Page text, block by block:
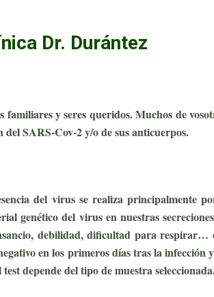
Dr. Durántez
y seres queridos. Muchos de
SARS-Cov-2 y/o de sus anticuerpos.
del virus se realiza principalmente
genético del virus en nuestras
debilidad, dificultad para respirar…
en los primeros días tras la
depende del tipo de muestra